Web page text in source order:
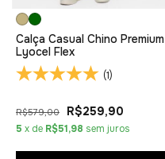
Calça Casual Chino Premium
Lyocel Flex
(1)
R$579,00 R$259,90
5 x de R$51,98 sem juros